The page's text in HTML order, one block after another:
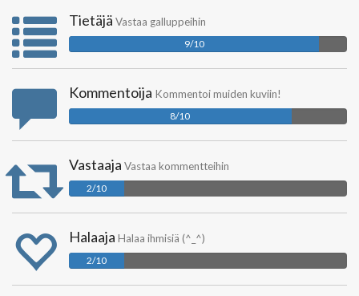
Tietäjä Vastaa galluppeihin
9/10
Kommentoija Kommentoi muiden kuviin!
8/10
Vastaaja Vastaa kommentteihin
2/10
Halaaja Halaa ihmisiä (^_^)
2/10